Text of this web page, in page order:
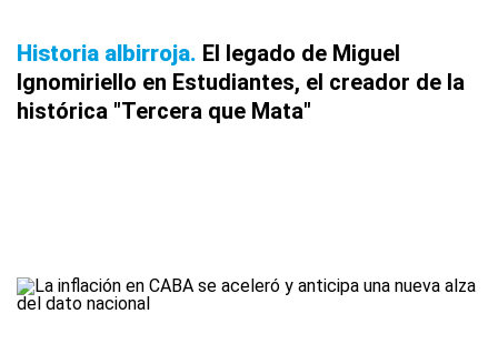
Historia albirroja El legado de Miguel
Ignomiriello en Estudiantes, el creador de la
histórica "Tercera que Mata"